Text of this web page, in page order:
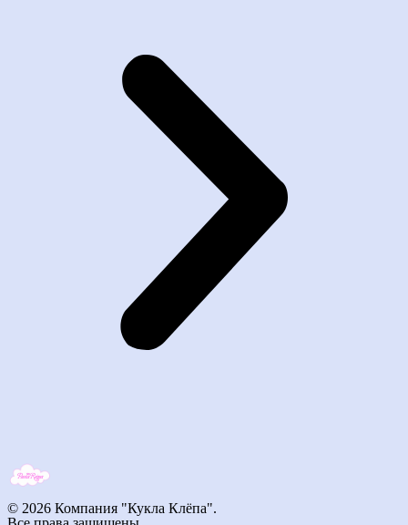
© 2026 Компания "Кукла Клёпа".